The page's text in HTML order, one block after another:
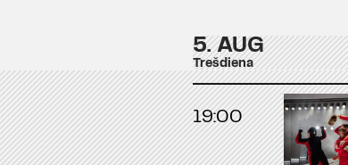
5. AUG
Trešdiena
19:00